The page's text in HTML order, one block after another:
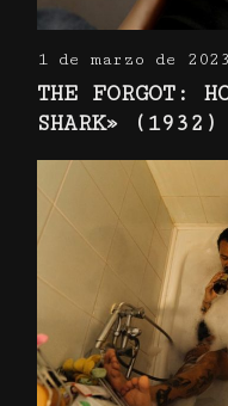
1 de marzo de 2023
THE FORGOT:
SHARK» (1932)